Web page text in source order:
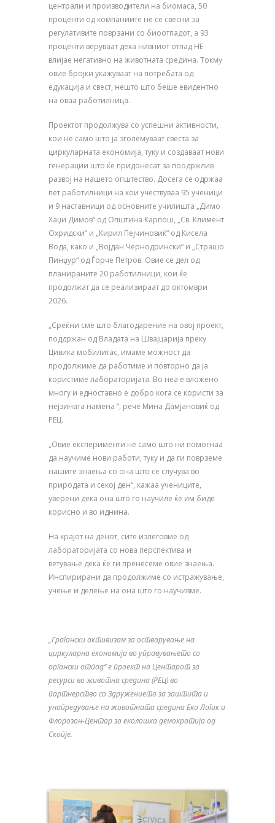
централи и производители на биомаса, 50
проценти од компаниите не се свесни за
регулативите поврзани со биоотпадот, а 93
проценти веруваат дека нивниот отпад НЕ
влијае негативно на животната средина. Токму
овие бројки укажуваат на потребата од
едукација и свест, нешто што беше евидентно
на оваа работилница.
Проектот продолжува со успешни активности,
кои не само што ја зголемуваат свеста за
циркуларната економија, туку и создаваат нови
генерации што ќе придонесат за поодржлив
развој на нашето општество. Досега се одржаа
пет работилници на кои учествуваа 95 ученици
и 9 наставници од основните училишта „Димо
Хаџи Димов“ од Општина Карпош, „Св. Климент
Охридски“ и „Кирил Пејчиновиќ“ од Кисела
Вода, како и „Војдан Чернодрински“ и „Страшо
Пинџур“ од Ѓорче Петров. Овие се дел од
планираните 20 работилници, кои ќе
продолжат да се реализираат до октомври
2026.
„Среќни сме што благодарение на овој проект,
поддржан од Владата на Швајцарија преку
Цивика мобилитас, имаме можност да
продолжиме да работиме и повторно да ја
користиме лабораторијата. Во неа е вложено
многу и едноставно е добро кога се користи за
нејзината намена “, рече Мина Дамјановиќ од
РЕЦ.
„Овие експерименти не само што ни помогнаа
да научиме нови работи, туку и да ги поврземе
нашите знаења со она што се случува во
природата и секој ден“, кажаа учениците,
уверени дека она што го научиле ќе им биде
корисно и во иднина.
На крајот на денот, сите излеговме од
лабораторијата со нова перспектива и
ветување дека ќе ги пренесеме овие знаења.
Инспирирани да продолжиме со истражување,
учење и делење на она што го научивме.
„Граѓански активизам за остварување на
циркуларна економија во управувањето со
органски отпад“ е проект на Центарот за
ресурси во животна средина (РЕЦ) во
партнерство со Здружението за заштита и
унапредување на животната средина Еко Логик и
Флорозон-Центар за еколошка демократија од
Скопје.